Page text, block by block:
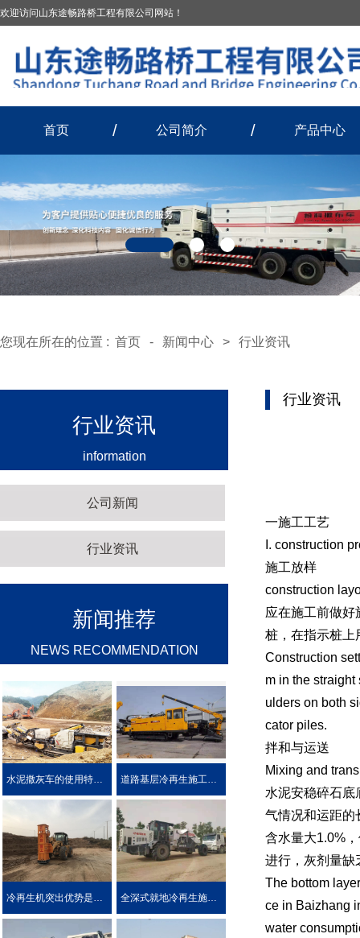
欢迎访问山东途畅路桥工程有限公司网站！
首页 公司简介 产品中心
您现在所在的位置 : 首页 - 新闻中心 > 行业资讯
行业资讯
information
公司新闻
行业资讯
新闻推荐
NEWS RECOMMENDATION
水泥撒灰车的使用特点及优势介绍 道路基层冷再生施工工艺
冷再生机突出优势是被用户喜爱的原因！ 全深式就地冷再生施工工艺特点介绍
行业资讯
一施工工艺
I. construction
施工放样
construction
应在施工前做好
桩，在指示桩上
Construction
m in the
ulders on both
cator piles.
拌和与运送
Mixing and
水泥安稳碎石
气情况和运距的
含水量大1.0%
进行，灰剂量缺
The bottom
ce in Baizhang
water